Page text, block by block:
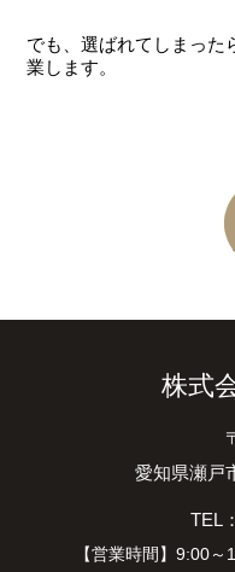
でも、選ばれてしまった
業します。
株式
愛知県瀬戸
TEL
【営業時間】9:00